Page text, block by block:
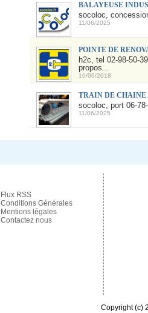
BALAYEUSE
socoloc,
11/06/2025
POINTE DE
h2c, tel 02-98-50-
propos...
10/06/2018
TRAIN DE CHAINE
socoloc, port 06-
11/06/2025
Flux RSS
Conditions Générales
Mentions légales
Contactez nous
Copyright (c)